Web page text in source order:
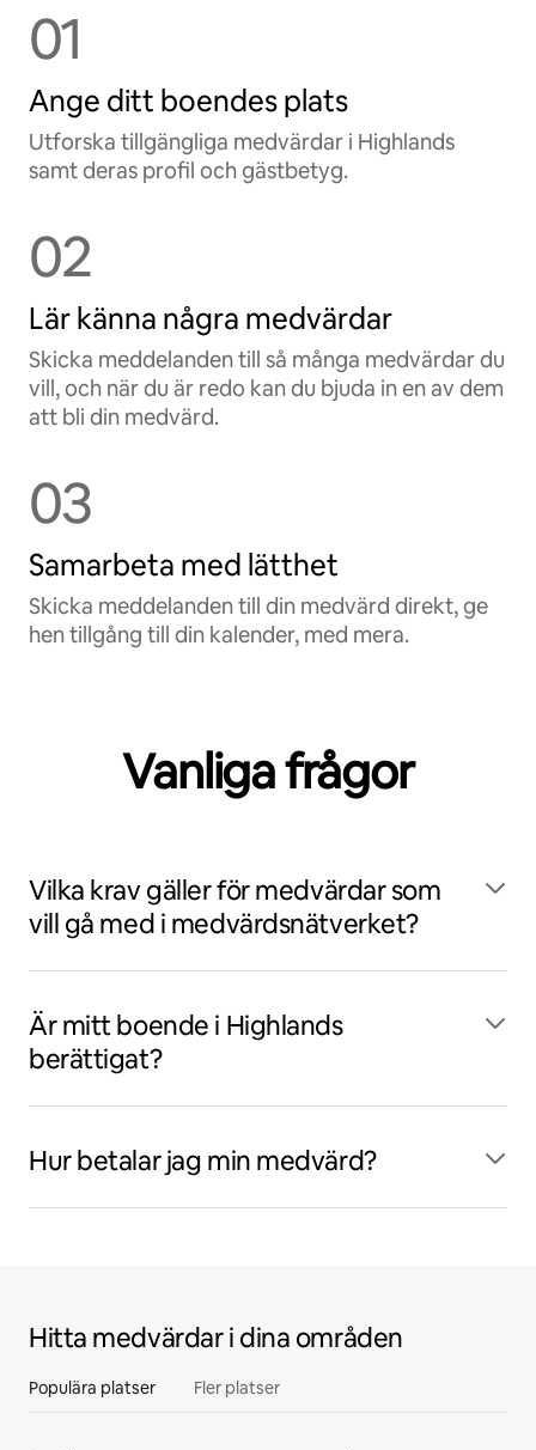
01
Ange ditt boendes plats
Utforska tillgängliga medvärdar i Highlands
samt deras profil och gästbetyg.
02
Lär känna några medvärdar
Skicka meddelanden till så många medvärdar du
vill, och när du är redo kan du bjuda in en av dem
att bli din medvärd.
03
Samarbeta med lätthet
Skicka meddelanden till din medvärd direkt, ge
hen tillgång till din kalender, med mera.
Vanliga frågor
Vilka krav gäller för medvärdar som
vill gå med i medvärdsnätverket?
Är mitt boende i Highlands
berättigat?
Hur betalar jag min medvärd?
Hitta medvärdar i dina områden
Populära platser Fler platser